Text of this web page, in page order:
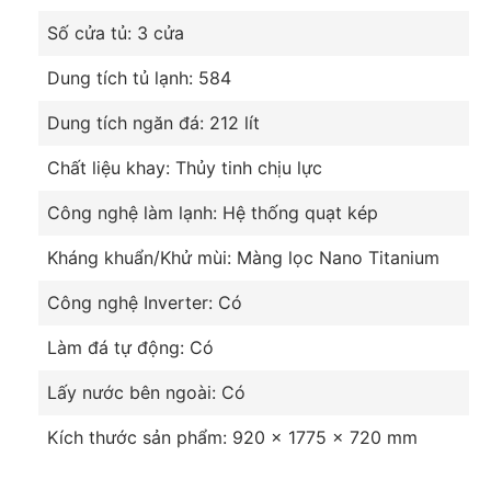
Số cửa tủ: 3 cửa
Dung tích tủ lạnh: 584
Dung tích ngăn đá: 212 lít
Chất liệu khay: Thủy tinh chịu lực
Công nghệ làm lạnh: Hệ thống quạt kép
Kháng khuẩn/Khử mùi: Màng lọc Nano Titanium
Công nghệ Inverter: Có
Làm đá tự động: Có
Lấy nước bên ngoài: Có
Kích thước sản phẩm: 920 x 1775 x 720 mm